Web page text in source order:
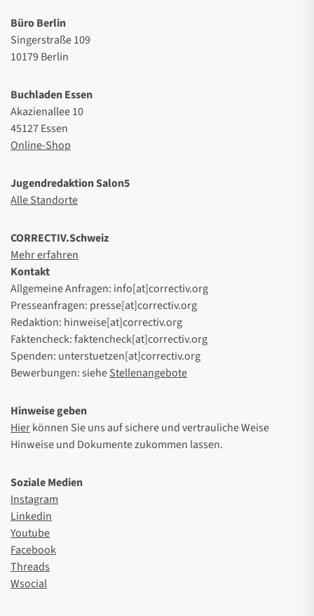
Büro Berlin
Singerstraße 109
10179 Berlin
Buchladen Essen
Akazienallee 10
45127 Essen
Online-Shop
Jugendredaktion Salon5
Alle Standorte
CORRECTIV.Schweiz
Mehr erfahren
Kontakt
Allgemeine Anfragen: info[at]correctiv.org
Presseanfragen: presse[at]correctiv.org
Redaktion: hinweise[at]correctiv.org
Faktencheck: faktencheck[at]correctiv.org
Spenden: unterstuetzen[at]correctiv.org
Bewerbungen: sieheStellenangebote
Hinweise geben
Hierkönnen Sie uns auf sichere und vertrauliche Weise
Hinweise und Dokumente zukommen lassen.
Soziale Medien
Instagram
Linkedin
Youtube
Facebook
Threads
Wsocial